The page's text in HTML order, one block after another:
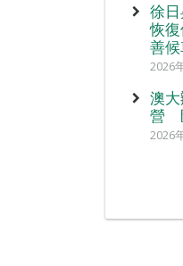
徐
恢
善
2026
澳
營
2026